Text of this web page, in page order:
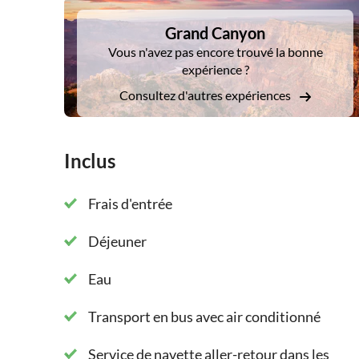
min) et au Bright Angel Lodge (2 h), dans le
Canyon, optez pour une visite guidée à pied
comme Mather Point, Bright Angel Point et
Après avoir visité les deux points, vous
Grand Canyon. En chemin, vous ferez une
admirez la vue sur le barrage Hoover.
DSA1Grand Canyon
Grand Canyon
Vous n'avez pas encore trouvé la bonne
expérience ?
Consultez d'autres expériences
Inclus
Frais d'entrée
Déjeuner
Eau
Transport en bus avec air conditionné
Service de navette aller-retour dans les